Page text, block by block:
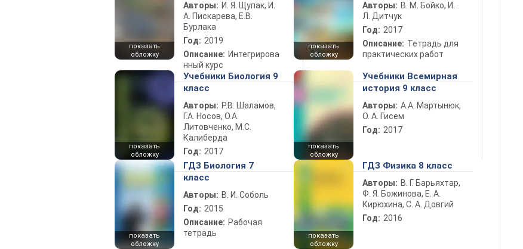
показать
обложку
Авторы: И. Я. Щупак, И.
А. Пискарева, Е.В.
Бурлака
Год: 2019
Описание: Интегрирова
нный курс
показать
обложку
Авторы: В. М. Бойко, И.
Л. Дитчук
Год: 2017
Описание: Тетрадь для
практических работ
показать
обложку
Учебники Биология 9
класс
Авторы: Р.В. Шаламов,
Г.А. Носов, О.А.
Литовченко, М.С.
Калиберда
Год: 2017
показать
обложку
Учебники Всемирная
история 9 класс
Авторы: А.А. Мартынюк,
О. А. Гисем
Год: 2017
показать
обложку
ГДЗ Биология 7
класс
Авторы: В. И. Соболь
Год: 2015
Описание: Рабочая
тетрадь
показать
обложку
ГДЗ Физика 8 класс
Авторы: В. Г. Барьяхтар,
Ф. Я. Божинова, Е. А.
Кирюхина, С. А. Довгий
Год: 2016